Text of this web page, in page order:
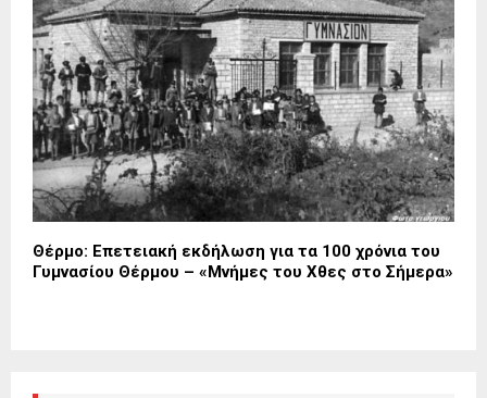
Θέρμο: Επετειακή εκδήλωση για τα 100 χρόνια του
Γυμνασίου Θέρμου – «Μνήμες του Χθες στο Σήμερα»